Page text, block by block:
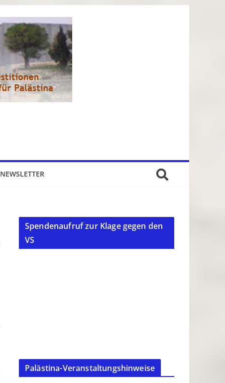
NEWSLETTER
Spendenaufruf zur Klage gegen den
VS
Palästina-Veranstaltungshinweise